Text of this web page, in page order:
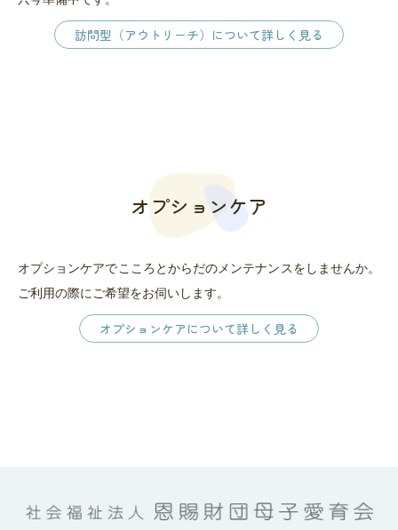
訪問型（アウトリーチ）について詳しく見る
オプションケア
オプションケアでこころとからだのメンテナンスをしませんか。
ご利用の際にご希望をお伺いします。
オプションケアについて詳しく見る